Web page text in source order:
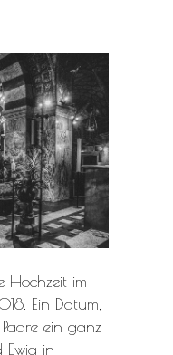
Hochzeit im
Ein Datum,
ein ganz
Ewig in